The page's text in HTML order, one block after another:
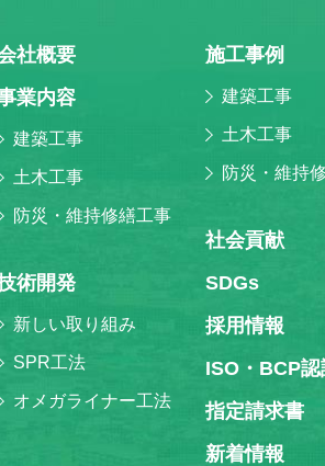
社概要
業内容
建築工事
土木工事
防災・維持修繕工事
術開発
新しい取り組み
SPR工法
オメガライナー工法
施⼯事例
建築工事
土木工事
防災・維持
社会貢献
SDGs
採⽤情報
ISO・BCP
指定請求書
新着情報